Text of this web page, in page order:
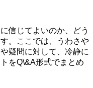
信じてよいのか、どう
。ここでは、うわさや
疑問に対して、冷静に
をQ\&A形式でまとめ